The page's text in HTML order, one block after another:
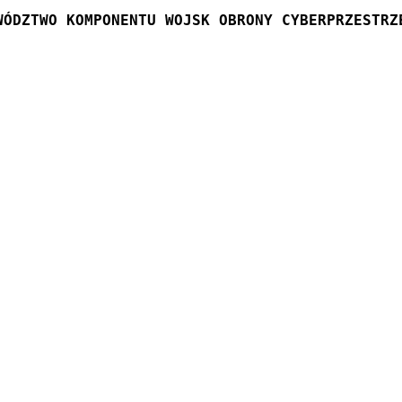
KOMPONENTU WOJSK OBRONY